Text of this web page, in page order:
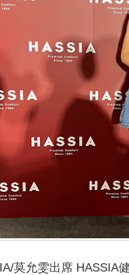
莫允雯出席 HASSIA